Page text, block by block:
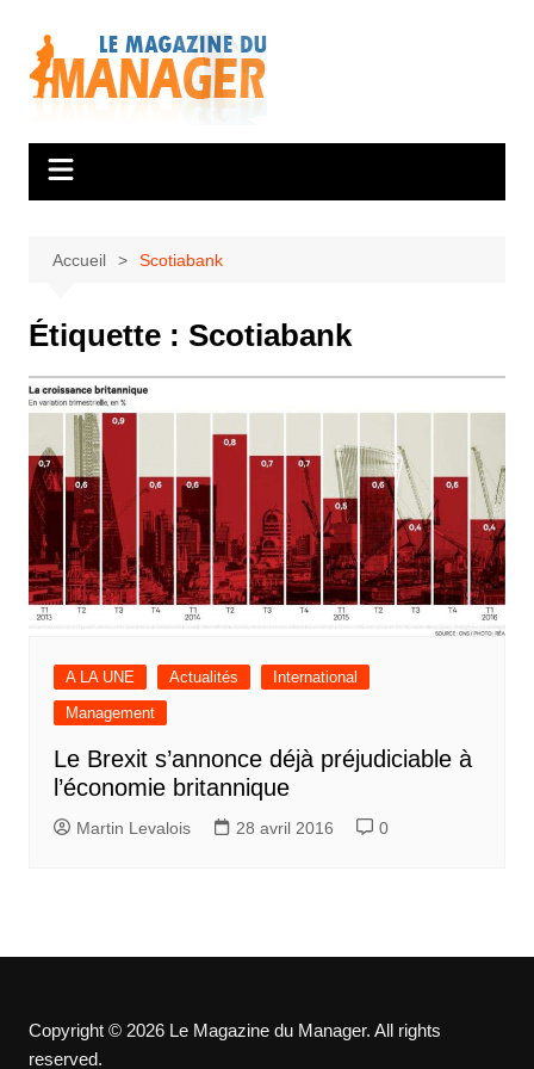
contenu
Accueil Scotiabank
Étiquette : Scotiabank
A LA UNE Actualités
International
Management
Le Brexit s’annonce déjà préjudiciable à
l’économie britannique
Martin Levalois 28 avril 2016 0
Copyright © 2026 Le Magazine du Manager. All rights
reserved.